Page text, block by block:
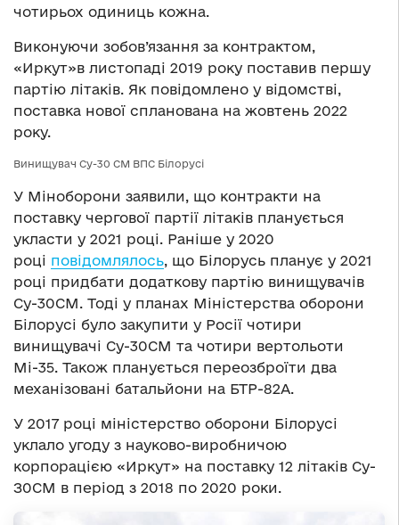
чотирьох одиниць кожна.
Виконуючи зобов’язання за контрактом,
«Иркут»в листопаді 2019 року поставив першу
партію літаків. Як повідомлено у відомстві,
поставка нової спланована на жовтень 2022
року.
Винищувач Су-30 СМ ВПС Білорусі
У Міноборони заявили, що контракти на
поставку чергової партії літаків планується
укласти у 2021 році. Раніше у 2020
році повідомлялось, що Білорусь планує у 2021
році придбати додаткову партію винищувачів
Су-30СМ. Тоді у планах Міністерства оборони
Білорусі було закупити у Росії чотири
винищувачі Су-30СМ та чотири вертольоти
Мі-35. Також планується переозброїти два
механізовані батальйони на БТР-82А.
У 2017 році міністерство оборони Білорусі
уклало угоду з науково-виробничою
корпорацією «Иркут» на поставку 12 літаків Су-
З0СМ в період з 2018 по 2020 роки.